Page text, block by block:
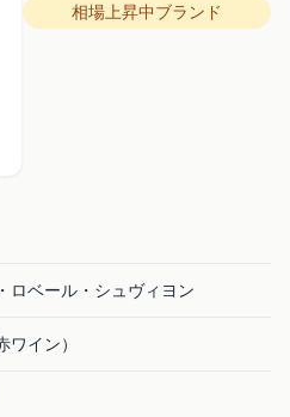
相場上昇中ブランド
ロベール・シュヴィヨン
ワイン）